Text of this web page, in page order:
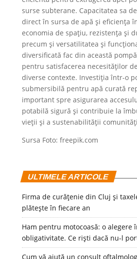
surse subterane. Capacitatea sa
direct în sursa de apă și eficiența
economia de spațiu, rezistența și
precum și versatilitatea și
diversificată fac din această
pentru satisfacerea necesităților
diverse contexte. Investiția într-o
submersibilă pentru apă curată
important spre asigurarea
potabilă sigură și contribuie la
vieții și a sustenabilității
Sursa Foto: freepik.com
ULTIMELE ARTICOLE
Firma de curățenie din Cluj și
plătește în fiecare an
Ham pentru motocoasă: o alegere
obligativitate. Ce riști dacă nu-l
Cum vă ajută un consult